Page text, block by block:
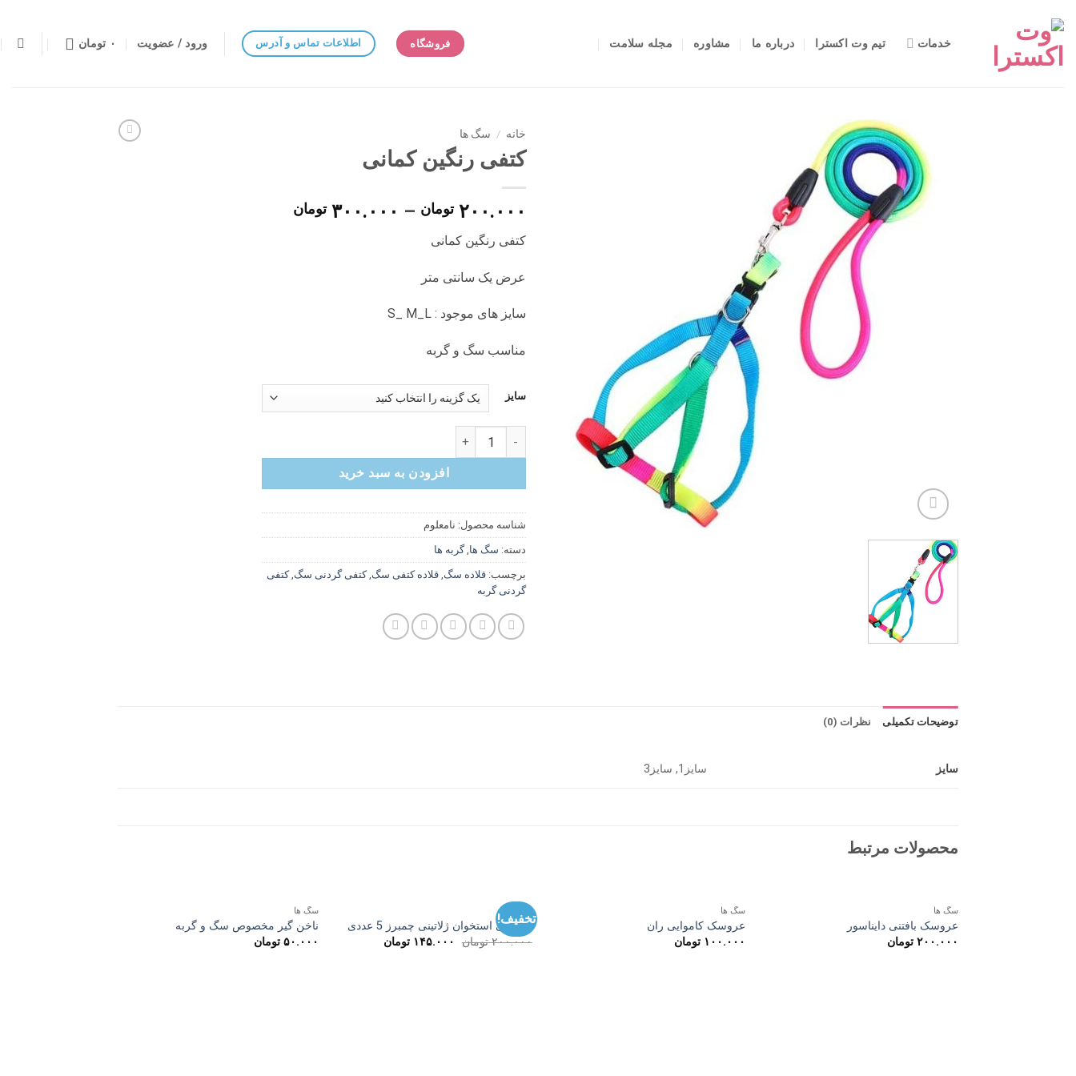
content
خدمات تیم وت اکسترا درباره ما مشاوره مجله سلامت فروشگاه اطلاعات تماس و آدرس ورود / عضویت ۰ تومان
خانه / سگ ها
کتفی رنگین کمانی
۲۰۰.۰۰۰ تومان – ۳۰۰.۰۰۰ تومان
کتفی رنگین کمانی
عرض یک سانتی متر
سایز های موجود : S_ M_L
مناسب سگ و گربه
سایز
کتفی رنگین کمانی عدد
افزودن به سبد خرید
شناسه محصول: نامعلوم
دسته: سگ ها ,گربه ها
برچسب: قلاده سگ قلاده کتفی سگ ,کتفی گردنی سگ ,کتفی
گردنی گربه
توضیحات تکمیلی نظرات (0)
سایز سایز1, سایز3
محصولات مرتبط
سگ ها
عروسک بافتنی دایناسور
۲۰۰.۰۰۰ تومان
سگ ها
عروسک کاموایی ران
۱۰۰.۰۰۰ تومان
تخفیف!
سگ ها
تشویقی استخوان ژلاتینی چمبرز 5 عددی
۲۰۰.۰۰۰ تومان
قیمت
۱۴۵.۰۰۰ تومانقیمت
سگ ها
ناخن گیر مخصوص سگ و گربه
۵۰.۰۰۰ تومان